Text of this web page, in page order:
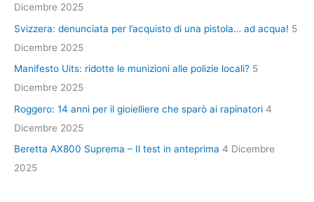
Dicembre 2025
Svizzera: denunciata per l’acquisto di una pistola… ad acqua! 5
Dicembre 2025
Manifesto Uits: ridotte le munizioni alle polizie locali? 5
Dicembre 2025
Roggero: 14 anni per il gioielliere che sparò ai rapinatori 4
Dicembre 2025
Beretta AX800 Suprema – Il test in anteprima 4 Dicembre
2025